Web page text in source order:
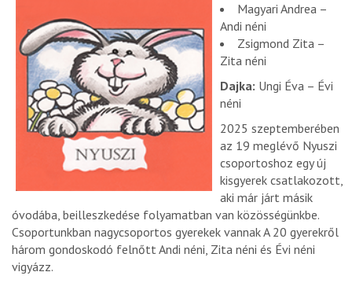
Magyari Andrea –
Andi néni
Zsigmond Zita –
Zita néni
Dajka: Ungi Éva – Évi
néni
2025 szeptemberében
az 19 meglévő Nyuszi
csoportoshoz egy új
kisgyerek csatlakozott,
aki már járt másik
óvodába, beilleszkedése folyamatban van közösségünkbe.
Csoportunkban nagycsoportos gyerekek vannak A 20 gyerekről
három gondoskodó felnőtt Andi néni, Zita néni és Évi néni
vigyázz.